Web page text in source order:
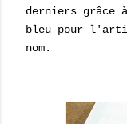
derniers grâce
bleu pour
nom.